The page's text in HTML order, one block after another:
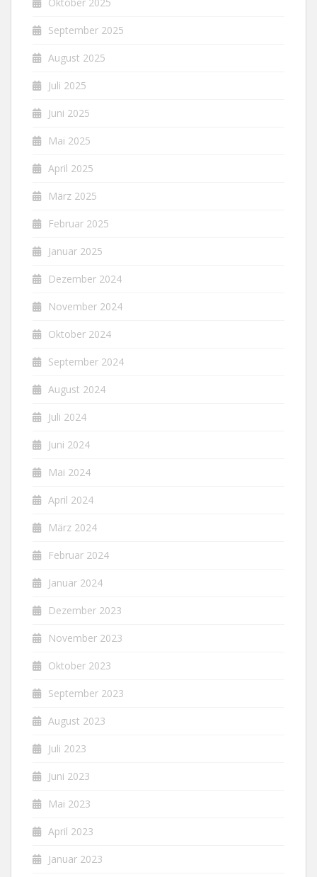
September 2025
August 2025
Juli 2025
Juni 2025
Mai 2025
April 2025
März 2025
Februar 2025
Januar 2025
Dezember 2024
November 2024
Oktober 2024
September 2024
August 2024
Juli 2024
Juni 2024
Mai 2024
April 2024
März 2024
Februar 2024
Januar 2024
Dezember 2023
November 2023
Oktober 2023
September 2023
August 2023
Juli 2023
Juni 2023
Mai 2023
April 2023
Januar 2023